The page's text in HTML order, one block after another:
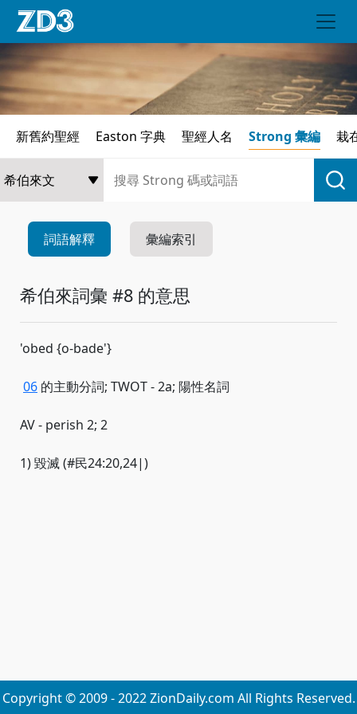
新舊約聖經 Easton 字典 聖經人名 Strong 彙編 栽
詞語解釋 彙編索引
希伯來詞彙 #8 的意思
'obed {o-bade'}
06 的主動分詞; TWOT - 2a; 陽性名詞
AV - perish 2; 2
1) 毀滅 (#民24:20,24|)
Copyright © 2009 - 2022 ZionDaily.com All Rights Reserved.